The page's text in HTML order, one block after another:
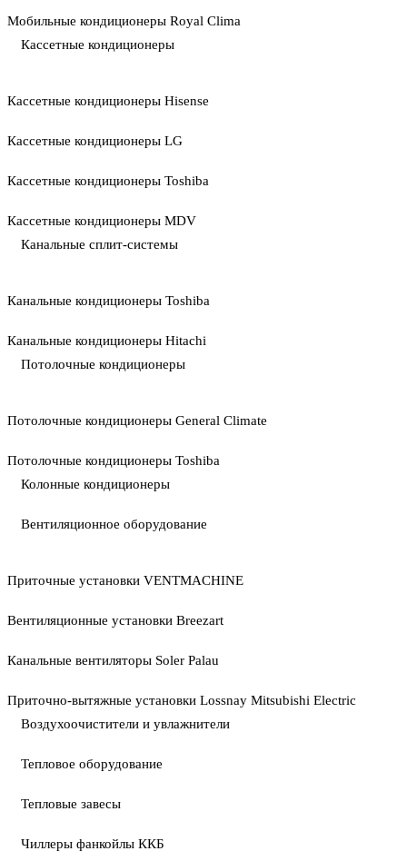
Мобильные кондиционеры Royal Clima
Кассетные кондиционеры
Кассетные кондиционеры Hisense
Кассетные кондиционеры LG
Кассетные кондиционеры Toshiba
Кассетные кондиционеры MDV
Канальные сплит-системы
Канальные кондиционеры Toshiba
Канальные кондиционеры Hitachi
Потолочные кондиционеры
Потолочные кондиционеры General Climate
Потолочные кондиционеры Toshiba
Колонные кондиционеры
Вентиляционное оборудование
Приточные установки VENTMACHINE
Вентиляционные установки Breezart
Канальные вентиляторы Soler Palau
Приточно-вытяжные установки Lossnay Mitsubishi Electric
Воздухоочистители и увлажнители
Тепловое оборудование
Тепловые завесы
Чиллеры фанкойлы ККБ